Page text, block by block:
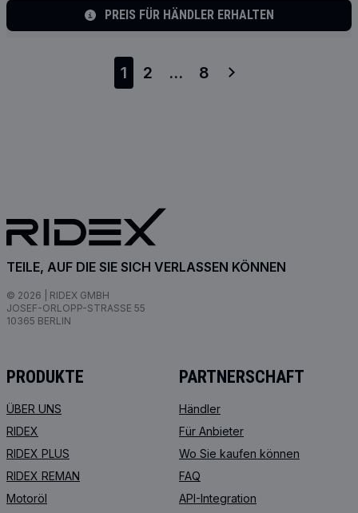
PREIS FÜR HÄNDLER ERHALTEN
1 2 ... 8
TEILE, AUF DIE SIE SICH VERLASSEN KÖNNEN
© 2026 | RIDEX GMBH
JOSEF-ORLOPP-STRASSE 55
10365 BERLIN
PRODUKTE
ÜBER UNS
RIDEX
RIDEX PLUS
RIDEX REMAN
Motoröl
PARTNERSCHAFT
Händler
Für Anbieter
Wo Sie kaufen können
FAQ
API-Integration